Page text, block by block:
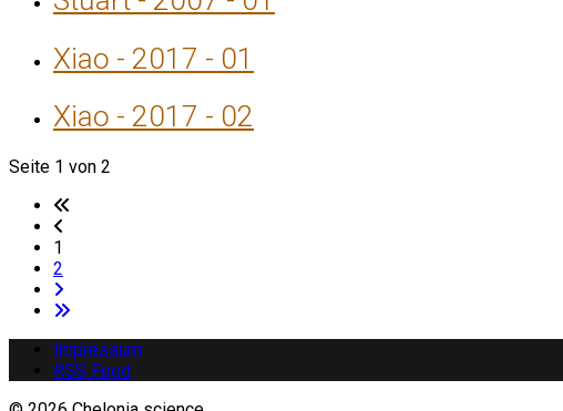
Xiao - 2017 - 01
Xiao - 2017 - 02
Seite 1 von 2
1
2
Impressum
RSS Feed